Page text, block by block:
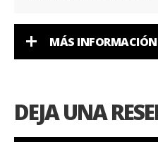
MÁS INFORMACIÓN
DEJA UNA